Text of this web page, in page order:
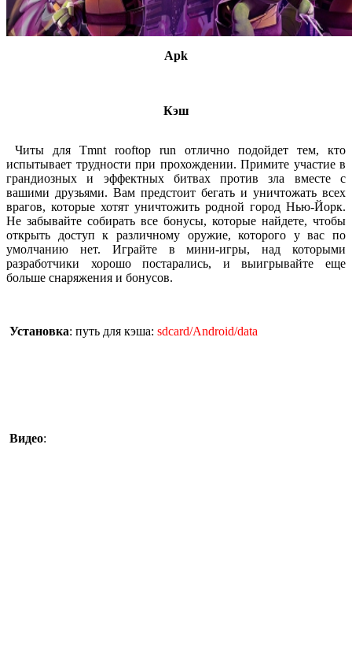
Apk
Кэш
Читы для Tmnt rooftop run отлично подойдет тем, кто
испытывает трудности при прохождении. Примите участие в
грандиозных и эффектных битвах против зла вместе с
вашими друзьями. Вам предстоит бегать и уничтожать всех
врагов, которые хотят уничтожить родной город Нью-Йорк.
Не забывайте собирать все бонусы, которые найдете, чтобы
открыть доступ к различному оружие, которого у вас по
умолчанию нет. Играйте в мини-игры, над которыми
разработчики хорошо постарались, и выигрывайте еще
больше снаряжения и бонусов.
Установка: путь для кэша: sdcard/Android/data
Видео: